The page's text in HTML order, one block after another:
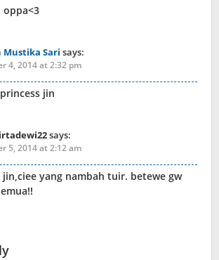
oppa<3
Mustika Sari says:
4, 2014 at 2:32 pm
jin
says:
5, 2014 at 2:12 am
yang nambah tuir. betewe gw